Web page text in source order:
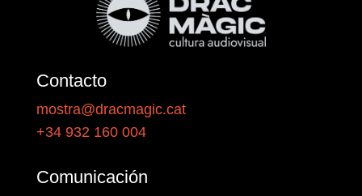
Contacto
mostra@dracmagic.cat
+34 932 160 004
Comunicación